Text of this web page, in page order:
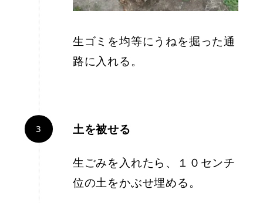
生ゴミを均等にうねを掘った通
路に入れる。
土を被せる
生ごみを入れたら、１０センチ
位の土をかぶせ埋める。